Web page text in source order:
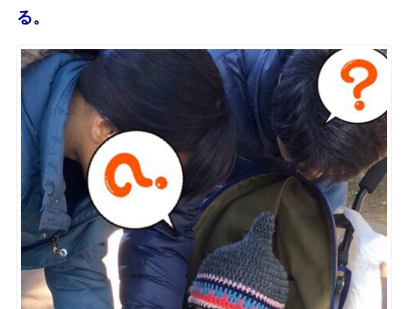
る。